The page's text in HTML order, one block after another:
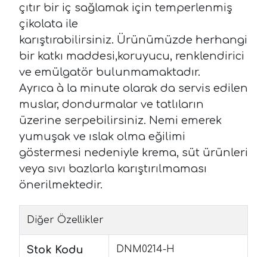
çıtır bir iç sağlamak için temperlenmiş
çikolata ile
karıştırabilirsiniz. Ürünümüzde herhangi
bir katkı maddesi,koruyucu, renklendirici
ve emülgatör bulunmamaktadır.
Ayrıca à la minute olarak da servis edilen
muslar, dondurmalar ve tatlıların
üzerine serpebilirsiniz. Nemi emerek
yumuşak ve ıslak olma eğilimi
göstermesi nedeniyle krema, süt ürünleri
veya sıvı bazlarla karıştırılmaması
önerilmektedir.
Diğer Özellikler
Stok Kodu DNM0214-H